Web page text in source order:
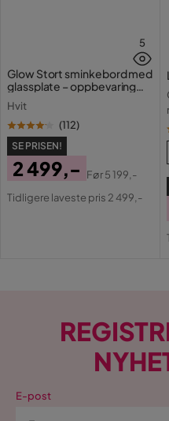
5
Glow Stort sminkebord med
glassplate – oppbevaring
med skuffer og rom 120 cm
Hvit
(112)
SE PRISEN!
Pris
2 499,-
Original
Før5 199,-
Tidligere laveste pris 2 499,-
E-post